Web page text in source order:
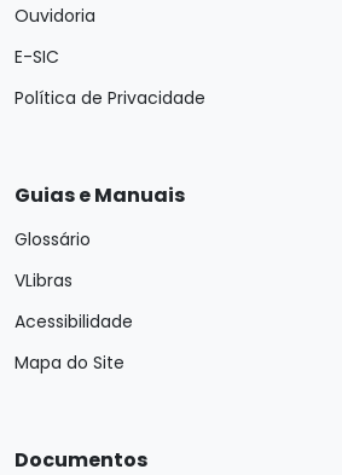
Ouvidoria
E-SIC
Política de Privacidade
Guias e Manuais
Glossário
VLibras
Acessibilidade
Mapa do Site
Documentos